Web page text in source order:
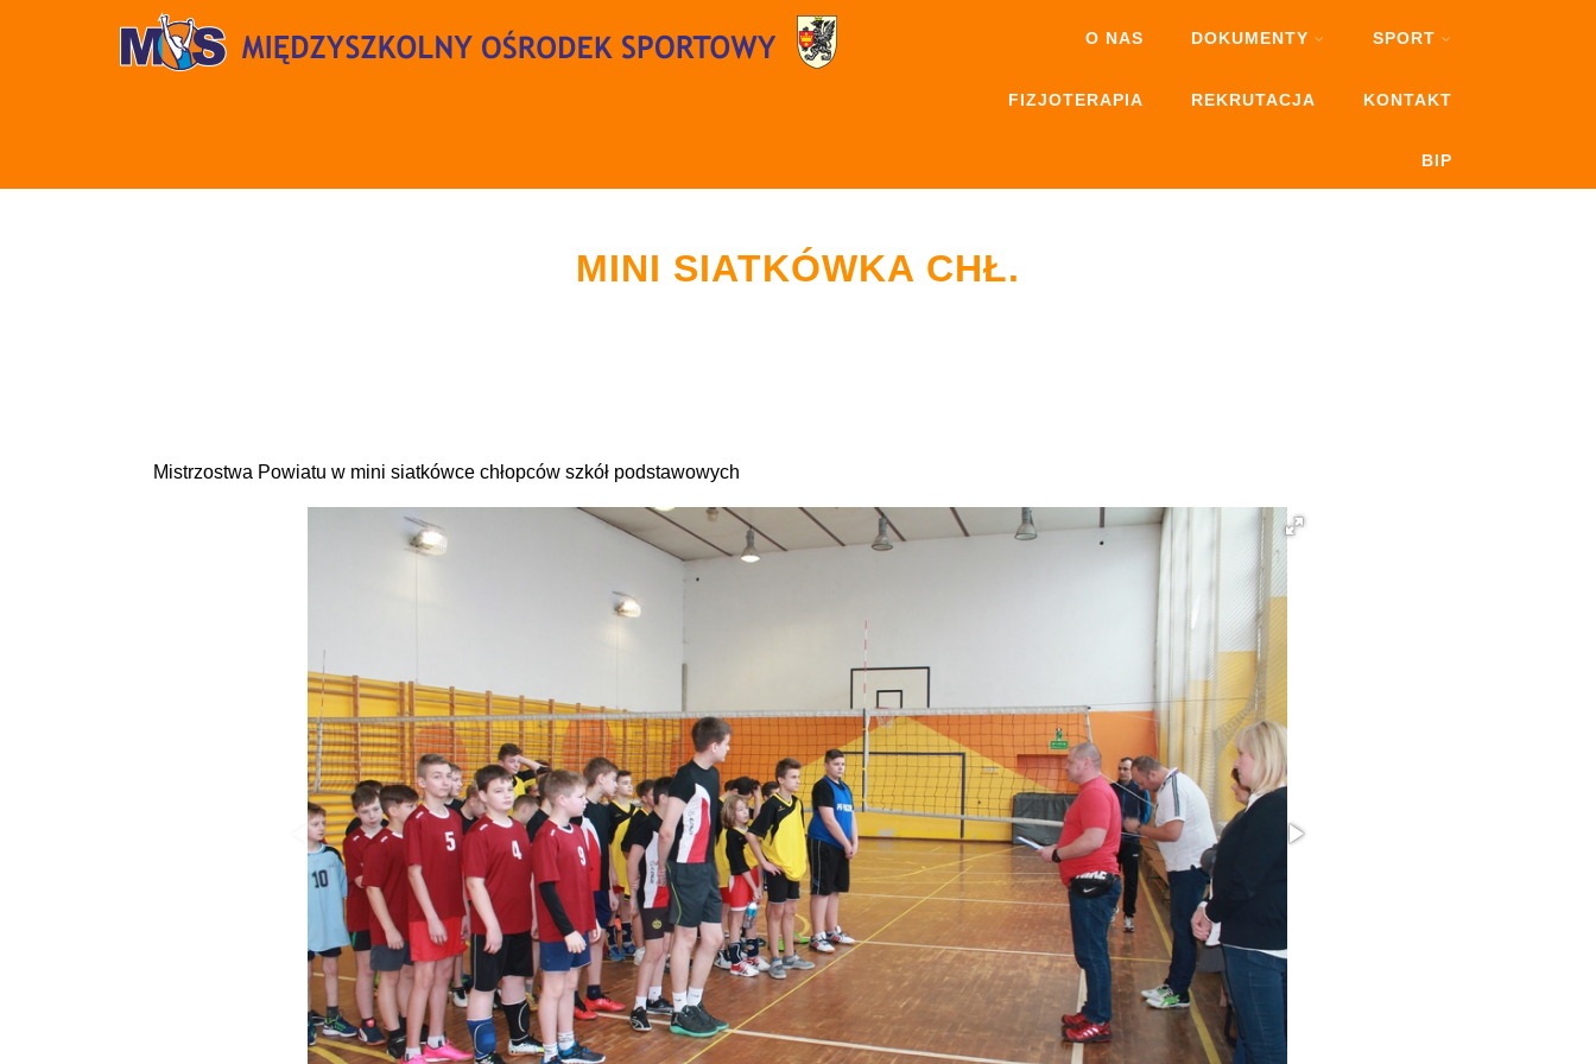
O NAS DOKUMENTY SPORT
FIZJOTERAPIA REKRUTACJA KONTAKT
BIP
MINI SIATKÓWKA CHŁ.
Mistrzostwa Powiatu w mini siatkówce chłopców szkół podstawowych